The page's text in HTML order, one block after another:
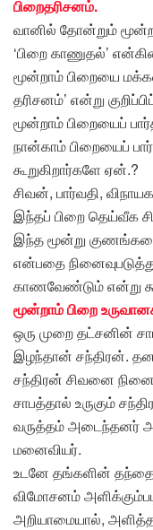
பிறைதரிசனம்.
வானில் தோன்றும்
‘பிறை காணுதல்’
மூன்றாம் பிறையை
தரிசனம்’ என்று
மூன்றாம் பிறையைப்
நான்காம் பிறையைப்
கூறுகிறார்களே ஏன்.?
சிவன், பார்வதி,
இந்தப் பிறை தெய்வீக
இந்த மூன்று
என்பதை
காணவேண்டும் என்று
மூன்றாம் பிறை
ஒரு முறை தட்சனின்
இழந்தான் சந்திரன்.
சந்திரன் சிவனை
சாபத்தால் உருகும்
வருத்தம் அடைந்தனர்
மனைவியர்.
உடனே தங்களின்
விமோசனம்
அறியாமையால்,